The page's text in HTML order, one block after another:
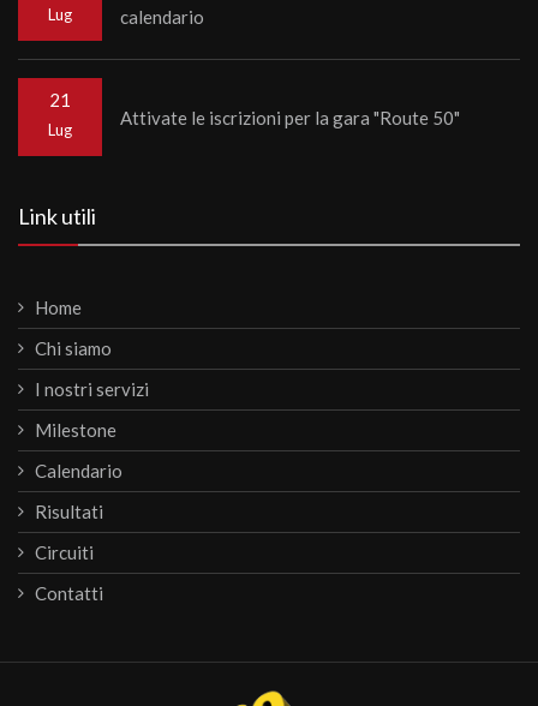
Lug
calendario
21
Lug
Attivate le iscrizioni per la gara "Route 50"
Link utili
Home
Chi siamo
I nostri servizi
Milestone
Calendario
Risultati
Circuiti
Contatti